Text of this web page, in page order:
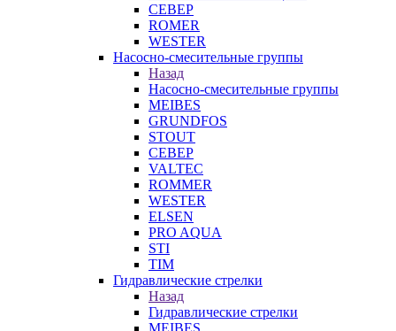
СЕВЕР
ROMER
WESTER
Насосно-смесительные группы
Назад
Насосно-смесительные группы
MEIBES
GRUNDFOS
STOUT
СЕВЕР
VALTEC
ROMMER
WESTER
ELSEN
PRO AQUA
STI
TIM
Гидравлические стрелки
Назад
Гидравлические стрелки
MEIBES